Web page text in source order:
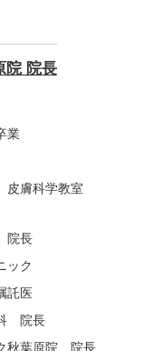
院 院長
業
皮膚科学教室
院長
ック
託医
院長
秋葉原院 院長